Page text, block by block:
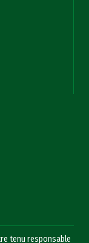
tenu responsable